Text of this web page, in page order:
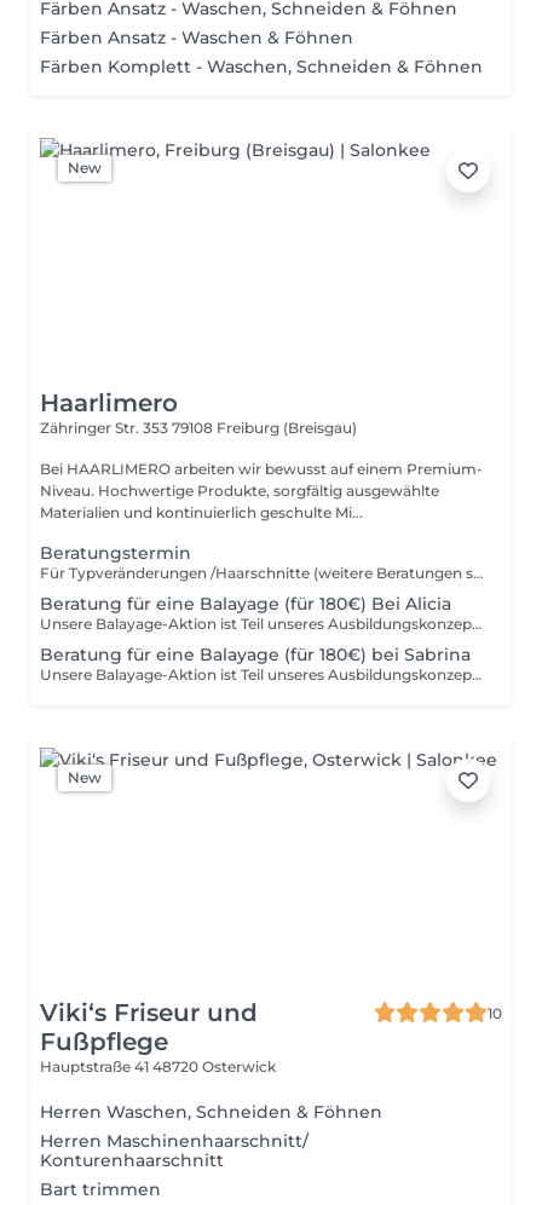
Färben Ansatz - Waschen, Schneiden & Föhnen
Färben Ansatz - Waschen & Föhnen
Färben Komplett - Waschen, Schneiden & Föhnen
New
Haarlimero
Zähringer Str. 353 79108 Freiburg (Breisgau)
Bei HAARLIMERO arbeiten wir bewusst auf einem Premium-
Niveau. Hochwertige Produkte, sorgfältig ausgewählte
Materialien und kontinuierlich geschulte Mi...
Beratungstermin
Für Typveränderungen /Haarschnitte (weitere Beratungen siehe unten) -Kosten werden bei einem Folgetermin gegengerechnet ;-)Weiterhin behalten wir uns vor, bei einzelnen Leistungen eine Anzahlung zu verlangen. Wir bitten um Ihr Verständnis.
Beratung für eine Balayage (für 180€) Bei Alicia
Unsere Balayage-Aktion ist Teil unseres Ausbildungskonzepts und bietet unseren Young Stylist:innen die Möglichkeit, ihr Können unter realen Salonbedingungen weiterzuentwickeln. Alicia befindet sich im 2. Lehrjahr ihrer Ausbildung und beherrscht die Grundlagen bereits sicher. Für anspruchsvolle Techniken wie Balayage benötigt sie – wie jeder Profi am Anfang – vor allem eins: Übung, Erfahrung und Routine. Deshalb nehmen wir uns für diese Termine besonders viel Zeit und begleiten die gesamte Behandlung fachlich. Du erhältst eine hochwertige Balayage inklusive professioneller Beratung, Pflege, Glossing und Styling. Die Dienstleistung wird mit größter Sorgfalt durchgeführt und von unserem erfahrenen Team begleitet. Der vergünstigte Preis spiegelt nicht eine geringere Qualität wider, sondern unterstützt die Ausbildung unserer Nachwuchstalente. Mit deiner Buchung trägst du aktiv dazu bei, jungen Friseur:innen eine erstklassige Ausbildung zu ermöglichen und ihnen die Sicherheit zu geben, die sie für ihren späteren Berufsweg benötigen. Wichtig: Nur bei Alicia (Young Stylistin) buchbar. Inklusive Beratung, Balayage, Glossing, Pflege & Styling. Ein Haarschnitt kann bei Bedarf zusätzlich gebucht werden. Vor der ersten Balayage ist ein Beratungsgespräch erforderlich. Vielen Dank, dass du mit deiner Buchung unsere Nachwuchstalente unterstützt – denn aus guter Ausbildung entstehen die Profis von morgen.
Beratung für eine Balayage (für 180€) bei Sabrina
Unsere Balayage-Aktion ist Teil unseres Ausbildungskonzepts und bietet unseren Young Stylist:innen die Möglichkeit, ihr Können unter realen Salonbedingungen weiterzuentwickeln. Sabrina befindet sich im 2. Lehrjahr ihrer Ausbildung und beherrscht die Grundlagen bereits sicher. Für anspruchsvolle Techniken wie Balayage benötigt sie – wie jeder Profi am Anfang – vor allem eins: Übung, Erfahrung und Routine. Deshalb nehmen wir uns für diese Termine besonders viel Zeit und begleiten die gesamte Behandlung fachlich. Du erhältst eine hochwertige Balayage inklusive professioneller Beratung, Pflege, Glossing und Styling. Die Dienstleistung wird mit größter Sorgfalt durchgeführt und von unserem erfahrenen Team begleitet. Der vergünstigte Preis spiegelt nicht eine geringere Qualität wider, sondern unterstützt die Ausbildung unserer Nachwuchstalente. Mit deiner Buchung trägst du aktiv dazu bei, jungen Friseur:innen eine erstklassige Ausbildung zu ermöglichen und ihnen die Sicherheit zu geben, die sie für ihren späteren Berufsweg benötigen. Wichtig: Nur bei Alicia (Young Stylistin) buchbar. Inklusive Beratung, Balayage, Glossing, Pflege & Styling. Ein Haarschnitt kann bei Bedarf zusätzlich gebucht werden. Vor der ersten Balayage ist ein Beratungsgespräch erforderlich. Vielen Dank, dass du mit deiner Buchung unsere Nachwuchstalente unterstützt – denn aus guter Ausbildung entstehen die Profis von morgen.
New
Viki‘s Friseur und
Fußpflege
10
Hauptstraße 41 48720 Osterwick
Herren Waschen, Schneiden & Föhnen
Herren Maschinenhaarschnitt/
Konturenhaarschnitt
Bart trimmen